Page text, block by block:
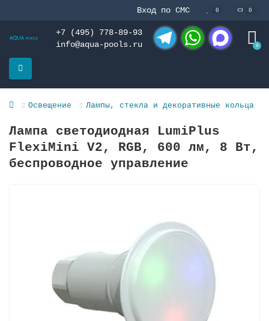
Вход по СМС 0 0
+7 (495) 778-89-93
info@aqua-pools.ru
0
Освещение Лампы, стекла и декоративные кольца
Лампа светодиодная LumiPlus
FlexiMini V2, RGB, 600 лм, 8 Вт,
беспроводное управление